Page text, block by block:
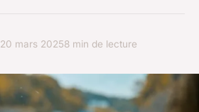
20 mars 20258 min de lecture